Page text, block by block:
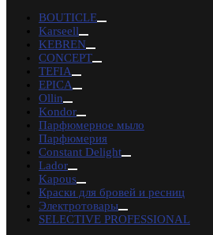
Zinger
Mertz
Mozart
Camillen
White Line
Camillen 60
RuNail Professional
PROFCOSMO
Ekel
Lebelage
Constant Delight
Schwarzkopf Professional
Domix Green Professional
RefectoCil
Godefroy Eyebrow
Henna Expert
Lador
BOUTICLE
Karseell
KEBREN
CONCEPT
TEFIA
EPICA
Ollin
Kondor
Парфюмерное мыло
Парфюмерия
Constant Delight
Lador
Kapous
Краски для бровей и ресниц
Электротовары
SELECTIVE PROFESSIONAL